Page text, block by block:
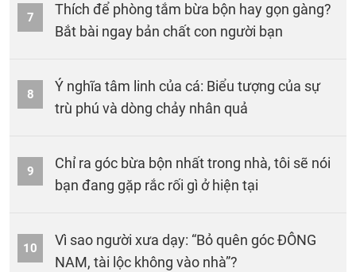
7
Thích để phòng tắm bừa bộn hay gọn gàng?
Bắt bài ngay bản chất con người bạn
8
Ý nghĩa tâm linh của cá: Biểu tượng của sự
trù phú và dòng chảy nhân quả
9
Chỉ ra góc bừa bộn nhất trong nhà, tôi sẽ nói
bạn đang gặp rắc rối gì ở hiện tại
10
Vì sao người xưa dạy: “Bỏ quên góc ĐÔNG
NAM, tài lộc không vào nhà”?